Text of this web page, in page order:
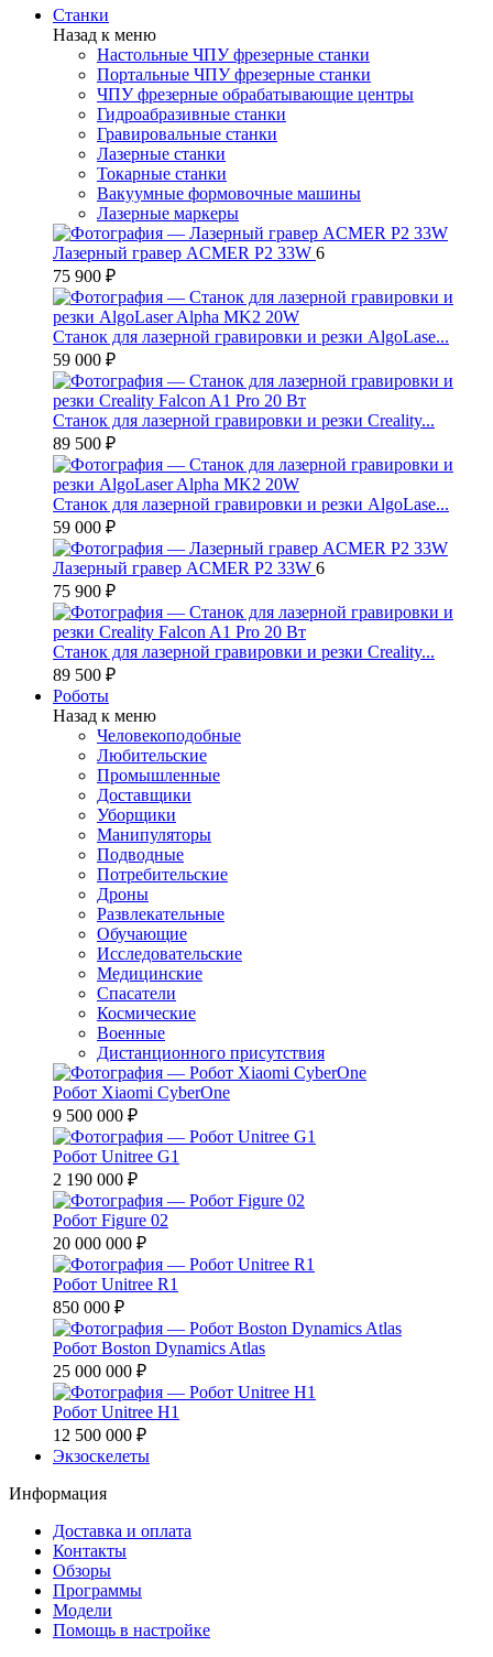
Станки
Назад к меню
Настольные ЧПУ фрезерные станки
Портальные ЧПУ фрезерные станки
ЧПУ фрезерные обрабатывающие центры
Гидроабразивные станки
Гравировальные станки
Лазерные станки
Токарные станки
Вакуумные формовочные машины
Лазерные маркеры
Лазерный гравер ACMER P2 33W 6
75 900 ₽
Станок для лазерной гравировки и резки AlgoLase...
59 000 ₽
Станок для лазерной гравировки и резки Creality...
89 500 ₽
Станок для лазерной гравировки и резки AlgoLase...
59 000 ₽
Лазерный гравер ACMER P2 33W 6
75 900 ₽
Станок для лазерной гравировки и резки Creality...
89 500 ₽
Роботы
Назад к меню
Человекоподобные
Любительские
Промышленные
Доставщики
Уборщики
Манипуляторы
Подводные
Потребительские
Дроны
Развлекательные
Обучающие
Исследовательские
Медицинские
Спасатели
Космические
Военные
Дистанционного присутствия
Робот Xiaomi CyberOne
9 500 000 ₽
Робот Unitree G1
2 190 000 ₽
Робот Figure 02
20 000 000 ₽
Робот Unitree R1
850 000 ₽
Робот Boston Dynamics Atlas
25 000 000 ₽
Робот Unitree H1
12 500 000 ₽
Экзоскелеты
Информация
Доставка и оплата
Контакты
Обзоры
Программы
Модели
Помощь в настройке